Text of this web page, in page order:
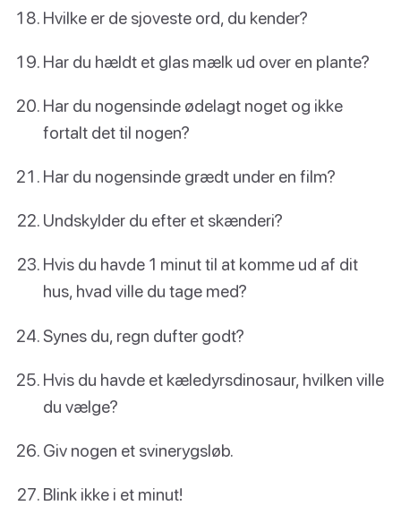
Hvilke er de sjoveste ord, du kender?
Har du hældt et glas mælk ud over en plante?
Har du nogensinde ødelagt noget og ikke
fortalt det til nogen?
Har du nogensinde grædt under en film?
Undskylder du efter et skænderi?
Hvis du havde 1 minut til at komme ud af dit
hus, hvad ville du tage med?
Synes du, regn dufter godt?
Hvis du havde et kæledyrsdinosaur, hvilken ville
du vælge?
Giv nogen et svinerygsløb.
Blink ikke i et minut!